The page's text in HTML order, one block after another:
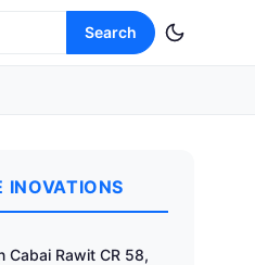
Search
INOVATIONS
Cabai Rawit CR 58,